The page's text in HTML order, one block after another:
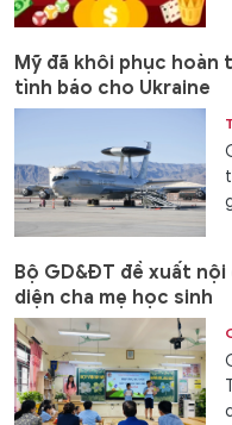
Mỹ đã khôi phục hoàn
tình báo cho Ukraine
Bộ GD&ĐT đề xuất
diện cha mẹ học sinh